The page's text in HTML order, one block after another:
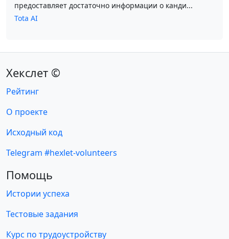
предоставляет достаточно информации о канди...
Tota AI
Хекслет ©
Рейтинг
О проекте
Исходный код
Telegram #hexlet-volunteers
Помощь
Истории успеха
Тестовые задания
Курс по трудоустройству